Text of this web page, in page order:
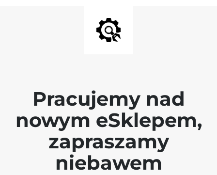
Pracujemy nad
nowym eSklepem,
zapraszamy
niebawem